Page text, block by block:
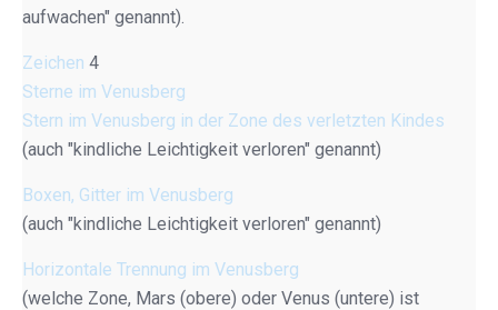
aufwachen" genannt).
Zeichen 4
Sterne im Venusberg
Stern im Venusberg in der Zone des verletzten Kindes
(auch "kindliche Leichtigkeit verloren" genannt)
Boxen, Gitter im Venusberg
(auch "kindliche Leichtigkeit verloren" genannt)
Horizontale Trennung im Venusberg
(welche Zone, Mars (obere) oder Venus (untere) ist